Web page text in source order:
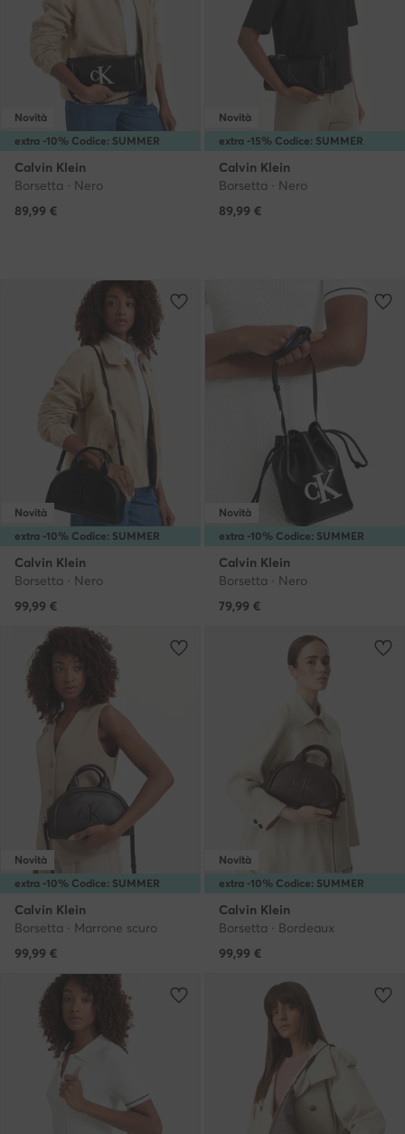
extra -10% Codice: SUMMER
Novità
Calvin Klein
Borsetta · Nero
89,99 €
extra -15% Codice: SUMMER
Novità
Calvin Klein
Borsetta · Nero
89,99 €
extra -10% Codice: SUMMER
Novità
Calvin Klein
Borsetta · Nero
99,99 €
extra -10% Codice: SUMMER
Novità
Calvin Klein
Borsetta · Nero
79,99 €
extra -10% Codice: SUMMER
Novità
Calvin Klein
Borsetta · Marrone scuro
99,99 €
extra -10% Codice: SUMMER
Novità
Calvin Klein
Borsetta · Bordeaux
99,99 €